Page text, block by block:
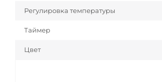
Регулировка температуры
Таймер
Цвет